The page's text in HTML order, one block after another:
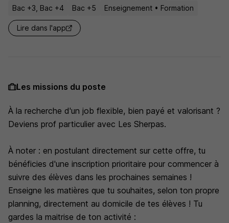
Bac +3, Bac +4
Bac +5 Enseignement • Formation
Lire dans l'app
Les missions du poste
À la recherche d'un job flexible, bien payé et valorisant ?
Deviens prof particulier avec Les Sherpas.
À noter : en postulant directement sur cette offre, tu
bénéficies d'une inscription prioritaire pour commencer à
suivre des élèves dans les prochaines semaines !
Enseigne les matières que tu souhaites, selon ton propre
planning, directement au domicile de tes élèves ! Tu
gardes la maitrise de ton activité :